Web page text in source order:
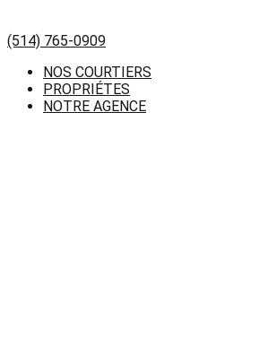
(514) 765-0909
NOS COURTIERS
PROPRIÉTES
NOTRE AGENCE